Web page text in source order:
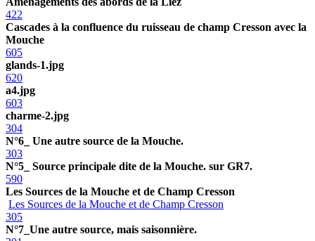
422
Cascades à la confluence du ruisseau de champ Cresson avec la
Mouche
605
glands-1.jpg
620
a4.jpg
603
charme-2.jpg
304
N°6_ Une autre source de la Mouche.
303
N°5_ Source principale dite de la Mouche. sur GR7.
590
Les Sources de la Mouche et de Champ Cresson
Les Sources de la Mouche et de Champ Cresson
305
N°7_Une autre source, mais saisonnière.